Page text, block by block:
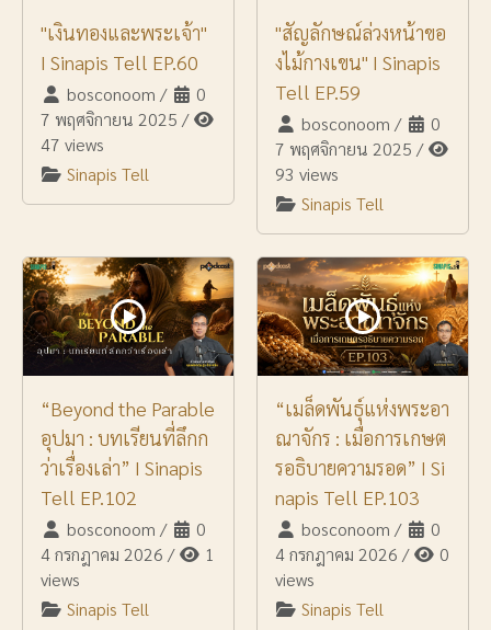
"เงินทองและพระเจ้า"
I Sinapis Tell EP.60
bosconoom /
0
7 พฤศจิกายน 2025 /
47 views
Sinapis Tell
"สัญลักษณ์ล่วงหน้าขอ
งไม้กางเขน" I Sinapis
Tell EP.59
bosconoom /
0
7 พฤศจิกายน 2025 /
93 views
Sinapis Tell
“Beyond the Parable
อุปมา : บทเรียนที่ลึกก
ว่าเรื่องเล่า” I Sinapis
Tell EP.102
bosconoom /
0
4 กรกฎาคม 2026 /
1
views
Sinapis Tell
“เมล็ดพันธุ์แห่งพระอา
ณาจักร : เมื่อการเกษต
รอธิบายความรอด” I Si
napis Tell EP.103
bosconoom /
0
4 กรกฎาคม 2026 /
0
views
Sinapis Tell